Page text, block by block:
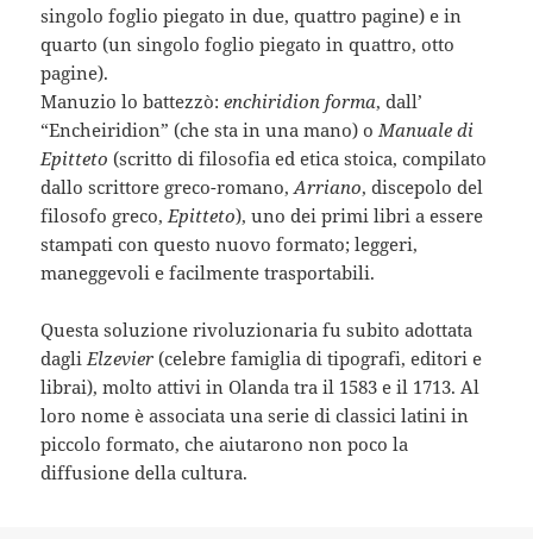
singolo foglio piegato in due, quattro pagine) e in
quarto (un singolo foglio piegato in quattro, otto
pagine).
Manuzio lo battezzò: enchiridion forma, dall’
“Encheiridion” (che sta in una mano) o Manuale di
Epitteto (scritto di filosofia ed etica stoica, compilato
dallo scrittore greco-romano,Arriano, discepolo del
filosofo greco, Epitteto), uno dei primi libri a essere
stampati con questo nuovo formato; leggeri,
maneggevoli e facilmente trasportabili.
Questa soluzione rivoluzionaria fu subito adottata
dagli Elzevier (celebre famiglia di tipografi, editori e
librai), molto attivi in Olanda tra il 1583 e il 1713. Al
loro nome è associata una serie di classici latini in
piccolo formato, che aiutarono non poco la
diffusione della cultura.